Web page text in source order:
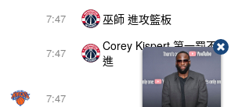
7:47
7:47
Corey Kispert 第一罰不
進
7:47 巫師 進攻籃板